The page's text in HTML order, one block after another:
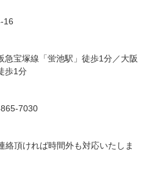
16
急宝塚線「蛍池駅」徒歩1分／大阪
歩1分
7030
絡頂ければ時間外も対応いたしま